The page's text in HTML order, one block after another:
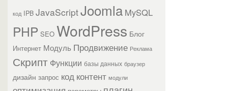
код IPB JavaScriptJoomla MySQL
PHP SEO WordPress Блог
Интернет Модуль Продвижение Реклама
Скрипт Функции базы данных браузер
дизайн запрос код контент модули